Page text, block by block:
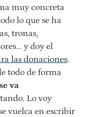
muy concreta
lo que se ha
tronas,
y doy el
las donaciones.
todo de forma
va
Lo voy
vuelca en escribir